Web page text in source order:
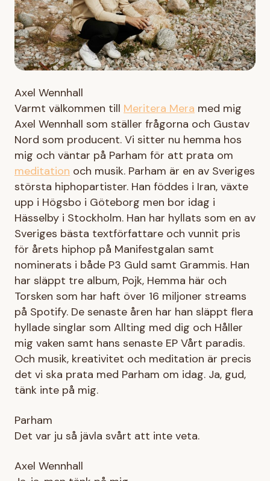
Axel Wennhall
Varmt välkommen till Meritera Mera med mig
Axel Wennhall som ställer frågorna och Gustav
Nord som producent. Vi sitter nu hemma hos
mig och väntar på Parham för att prata om
meditation och musik. Parham är en av Sveriges
största hiphopartister. Han föddes i Iran, växte
upp i Högsbo i Göteborg men bor idag i
Hässelby i Stockholm. Han har hyllats som en av
Sveriges bästa textförfattare och vunnit pris
för årets hiphop på Manifestgalan samt
nominerats i både P3 Guld samt Grammis. Han
har släppt tre album, Pojk, Hemma här och
Torsken som har haft över 16 miljoner streams
på Spotify. De senaste åren har han släppt flera
hyllade singlar som Allting med dig och Håller
mig vaken samt hans senaste EP Vårt paradis.
Och musik, kreativitet och meditation är precis
det vi ska prata med Parham om idag. Ja, gud,
tänk inte på mig.
Parham
Det var ju så jävla svårt att inte veta.
Axel Wennhall